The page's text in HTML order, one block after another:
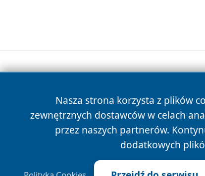
Nasza strona korzysta z plików
zewnętrznych dostawców w celach
przez naszych partnerów.
dodatkowych